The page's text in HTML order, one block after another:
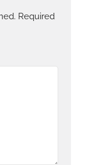
Required